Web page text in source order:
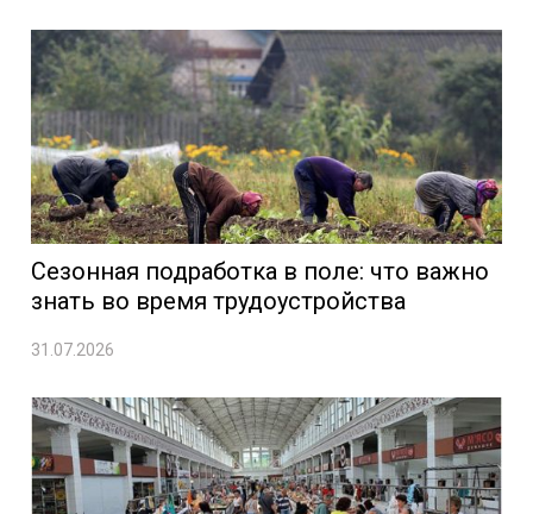
Сезонная подработка в поле: что важно
знать во время трудоустройства
31.07.2026